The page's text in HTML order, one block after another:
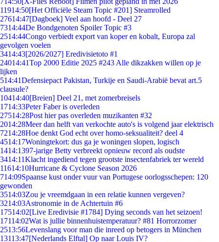
11914:50[Het Officiële Steam Topic #201] Steamrolled
27614:47[Dagboek] Veel aan hoofd - Deel 27
7314:44De Bondgenoten Spoiler Topic #3
2514:44Congo verbiedt export van koper en kobalt, Europa zal
gevolgen voelen
3414:43[2026/2027] Eredivisietoto #1
24014:41Top 2000 Editie 2025 #243 Alle dikzakken willen op je
lijken
514:41Defensiepact Pakistan, Turkije en Saudi-Arabië bevat art.5
clausule?
10414:40[Breien] Deel 21, met zomerbreisels
1714:33Peter Faber is overleden
27514:28Post hier pas overleden muzikanten #32
2014:28Meer dan helft van verkochte auto's is volgend jaar elektrisch
7214:28Hoe denkt God echt over homo-seksualiteit? deel 4
4514:17Woningtekort: dus ga je woningen slopen, logisch
1414:1397-jarige Betty verbreekt opnieuw record als oudste
3414:11Klacht ingediend tegen grootste insectenfabriek ter wereld
11614:10Hurricane & Cyclone Season 2026
714:09Spaanse kust onder vuur van Portugese oorlogsschepen: 120
gewonden
3514:03Zou je vreemdgaan in een relatie kunnen vergeven?
3214:03Astronomie in de Achtertuin #6
17514:02[Live Eredivisie #1784] Dying seconds van het seizoen!
17114:02Wat is jullie binnenhuistemperatuur? #81 Horrorzomer
2513:56Levenslang voor man die inreed op betogers in München
13113:47[Nederlands Elftal] Op naar Louis IV?